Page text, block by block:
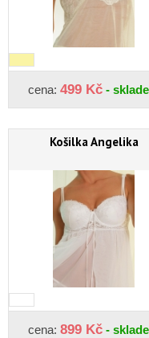
cena: 499 Kč -
Košilka Angelika
cena: 899 Kč -